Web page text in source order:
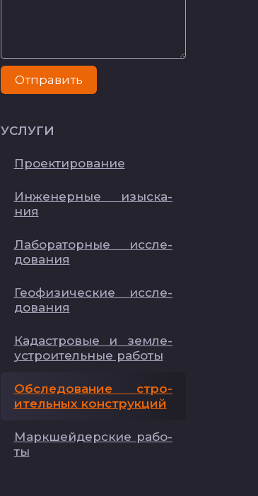
Отправить
УСЛУГИ
Про­ек­ти­ро­ва­ние
Ин­же­нер­ные изыс­ка­
ния
Ла­бо­ра­тор­ные ис­сле­
до­ва­ния
Ге­офи­зи­чес­кие ис­сле­
до­ва­ния
Ка­дас­тро­вые и зем­ле­
ус­тро­итель­ные ра­бо­ты
Об­сле­до­ва­ние стро­
итель­ных конс­трук­ций
Мар­кшей­дер­ские ра­бо­
ты